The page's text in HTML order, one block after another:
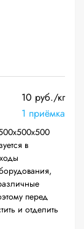
10 руб./кг
1 приёмка
в
перед
и отделить